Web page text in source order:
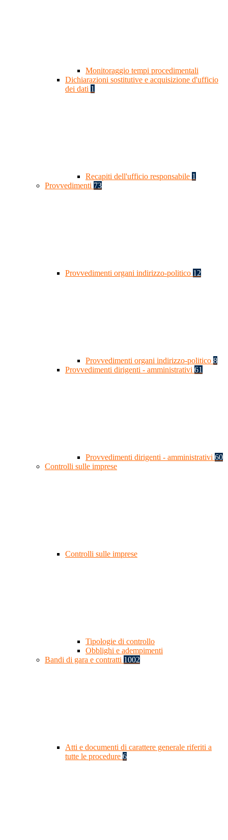
Monitoraggio tempi procedimentali
Dichiarazioni sostitutive e acquisizione d'ufficio
dei dati 1
Recapiti dell'ufficio responsabile 1
Provvedimenti 73
Provvedimenti organi indirizzo-politico 12
Provvedimenti organi indirizzo-politico 8
Provvedimenti dirigenti - amministrativi 61
Provvedimenti dirigenti - amministrativi 60
Controlli sulle imprese
Controlli sulle imprese
Tipologie di controllo
Obblighi e adempimenti
Bandi di gara e contratti 1002
Atti e documenti di carattere generale riferiti a
tutte le procedure 6